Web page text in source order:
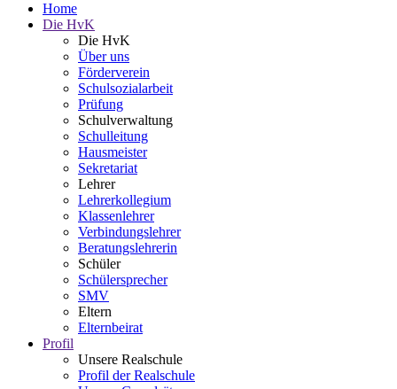
Home
Die HvK
Die HvK
Über uns
Förderverein
Schulsozialarbeit
Prüfung
Schulverwaltung
Schulleitung
Hausmeister
Sekretariat
Lehrer
Lehrerkollegium
Klassenlehrer
Verbindungslehrer
Beratungslehrerin
Schüler
Schülersprecher
SMV
Eltern
Elternbeirat
Profil
Unsere Realschule
Profil der Realschule